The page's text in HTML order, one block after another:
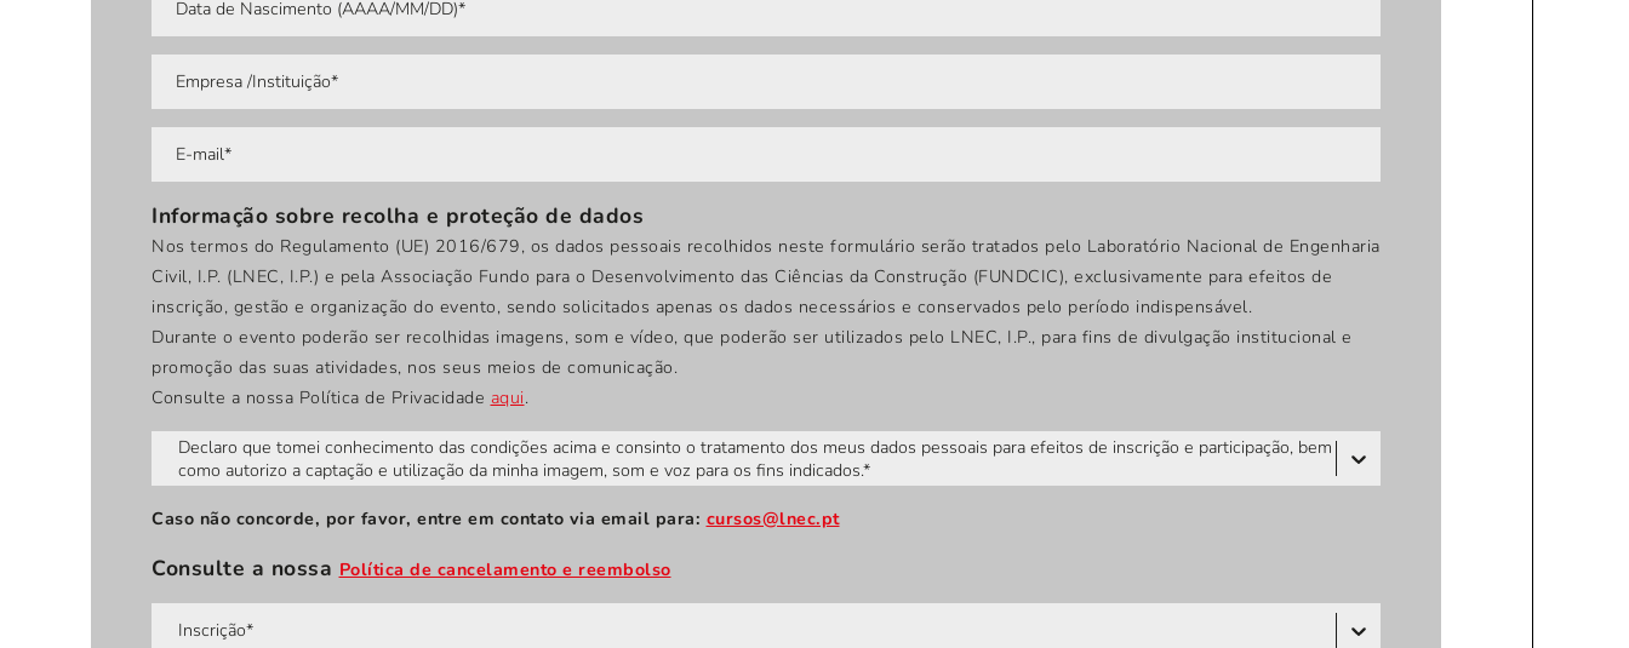
Informação sobre recolha e proteção de dados
Nos termos do Regulamento (UE) 2016/679, os dados pessoais recolhidos neste formulário serão tratados pelo Laboratório Nacional de Engenharia
Civil, I.P. (LNEC, I.P.) e pela Associação Fundo para o Desenvolvimento das Ciências da Construção (FUNDCIC), exclusivamente para efeitos de
inscrição, gestão e organização do evento, sendo solicitados apenas os dados necessários e conservados pelo período indispensável.
Durante o evento poderão ser recolhidas imagens, som e vídeo, que poderão ser utilizados pelo LNEC, I.P., para fins de divulgação institucional e
promoção das suas atividades, nos seus meios de comunicação.
Consulte a nossa Política de Privacidade aqui.
Declaro que tomei conhecimento das condições acima e consinto o tratamento dos meus dados pessoais para efeitos de inscrição e participação, bem
como autorizo a captação e utilização da minha imagem, som e voz para os fins indicados.*
Caso não concorde, por favor, entre em contato via email para: cursos@lnec.pt
Consulte a nossa Política de cancelamento e reembolso
Inscrição*